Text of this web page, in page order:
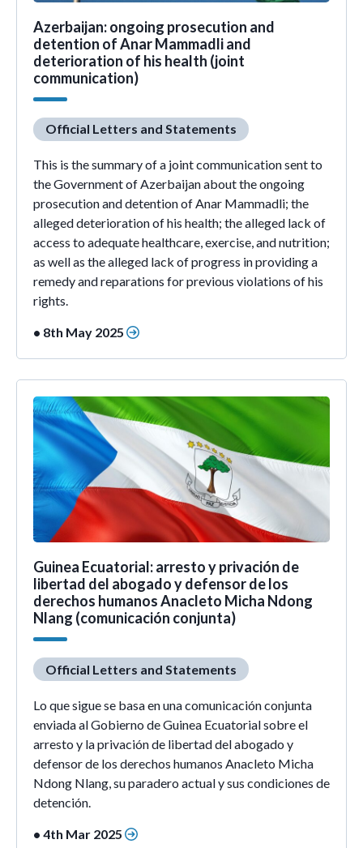
Azerbaijan: ongoing prosecution and
detention of Anar Mammadli and
deterioration of his health (joint
communication)
Official Letters and Statements
This is the summary of a joint communication sent to
the Government of Azerbaijan about the ongoing
prosecution and detention of Anar Mammadli; the
alleged deterioration of his health; the alleged lack of
access to adequate healthcare, exercise, and nutrition;
as well as the alleged lack of progress in providing a
remedy and reparations for previous violations of his
rights.
• 8th May 2025
Guinea Ecuatorial: arresto y privación de
libertad del abogado y defensor de los
derechos humanos Anacleto Micha Ndong
Nlang (comunicación conjunta)
Official Letters and Statements
Lo que sigue se basa en una comunicación conjunta
enviada al Gobierno de Guinea Ecuatorial sobre el
arresto y la privación de libertad del abogado y
defensor de los derechos humanos Anacleto Micha
Ndong Nlang, su paradero actual y sus condiciones de
detención.
• 4th Mar 2025